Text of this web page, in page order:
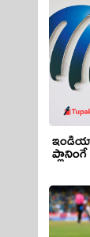
ఇండియా
ప్లానింగే